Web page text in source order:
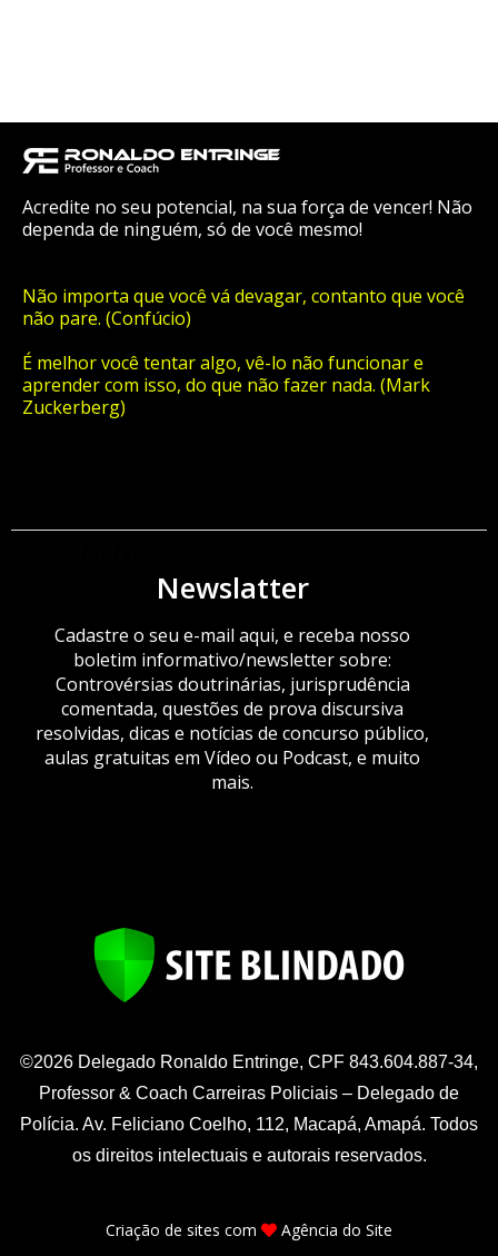
Acredite no seu potencial, na sua força de vencer! Não
dependa de ninguém, só de você mesmo!
Não importa que você vá devagar, contanto que você
não pare. (Confúcio)
É melhor você tentar algo, vê-lo não funcionar e
aprender com isso, do que não fazer nada. (Mark
Zuckerberg)
Newslatter
Cadastre o seu e-mail aqui, e receba nosso
boletim informativo/newsletter sobre:
Controvérsias doutrinárias, jurisprudência
comentada, questões de prova discursiva
resolvidas, dicas e notícias de concurso público,
aulas gratuitas em Vídeo ou Podcast, e muito
mais.
©2026 Delegado Ronaldo Entringe, CPF 843.604.887-34,
Professor & Coach Carreiras Policiais – Delegado de
Polícia. Av. Feliciano Coelho, 112, Macapá, Amapá. Todos
os direitos intelectuais e autorais reservados.
Criação de sites com Agência do Site